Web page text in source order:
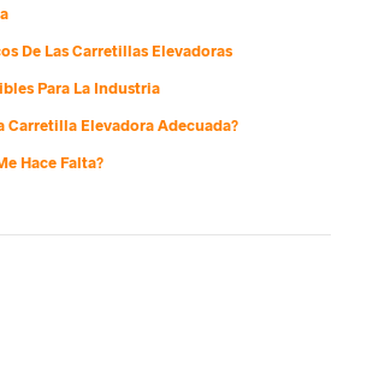
De Las Carretillas Elevadoras
Para La Industria
Carretilla Elevadora Adecuada?
Hace Falta?